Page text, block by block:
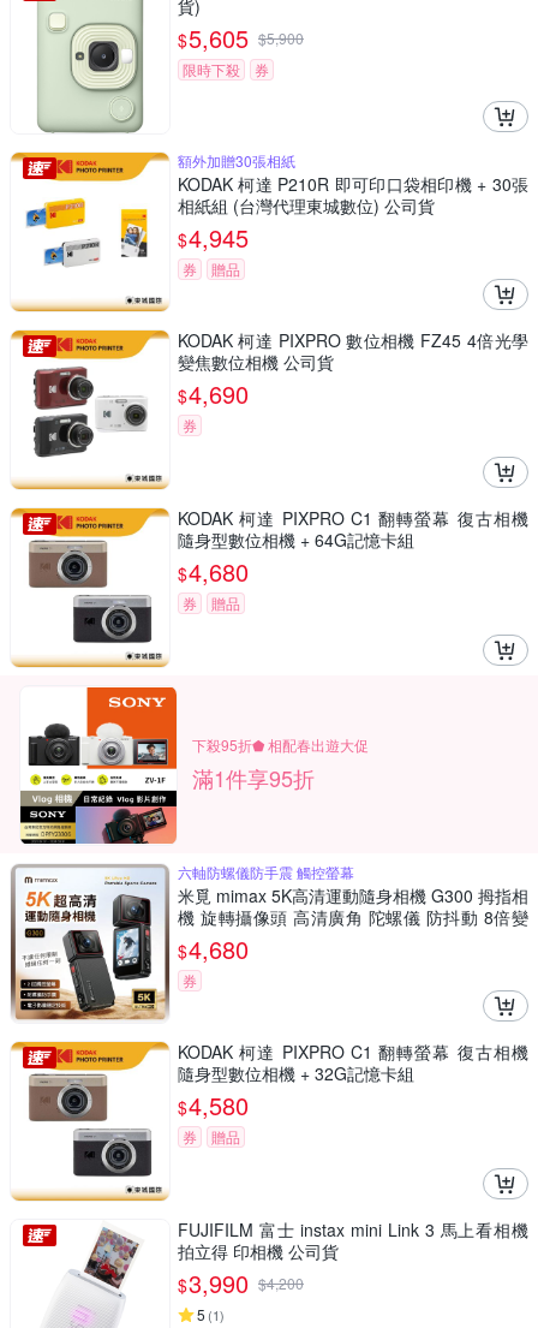
貨)
$5,605 $5,900
限時下殺
券
額外加贈30張相紙
KODAK 柯達 P210R 即可印口袋相印機 + 30張
相紙組 (台灣代理東城數位) 公司貨
$4,945
券 贈品
KODAK 柯達 PIXPRO 數位相機 FZ45 4倍光學
變焦數位相機 公司貨
$4,690
券
KODAK 柯達 PIXPRO C1 翻轉螢幕 復古相機
隨身型數位相機 + 64G記憶卡組
$4,680
券 贈品
下殺95折⬟ 相配春出遊大促
滿1件享95折
六軸防螺儀防手震 觸控螢幕
米覓 mimax 5K高清運動隨身相機 G300 拇指相
機 旋轉攝像頭 高清廣角 陀螺儀 防抖動 8倍變
焦 sport cam
$4,680
券
KODAK 柯達 PIXPRO C1 翻轉螢幕 復古相機
隨身型數位相機 + 32G記憶卡組
$4,580
券 贈品
FUJIFILM 富士 instax mini Link 3 馬上看相機
拍立得 印相機 公司貨
$3,990 $4,200
5 (1)